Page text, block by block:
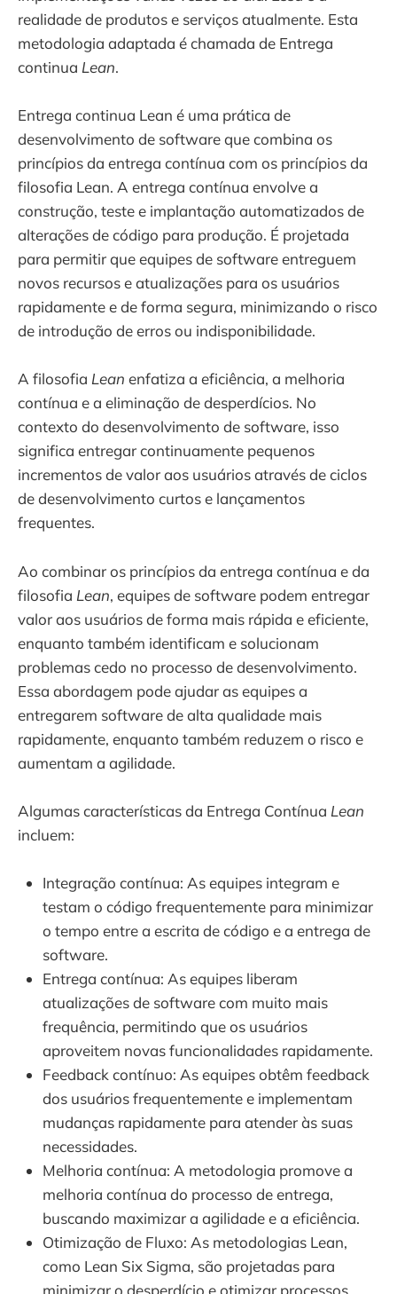
realidade de produtos e serviços atualmente. Esta
metodologia adaptada é chamada de Entrega
continua Lean.
Entrega continua Lean é uma prática de
desenvolvimento de software que combina os
princípios da entrega contínua com os princípios da
filosofia Lean. A entrega contínua envolve a
construção, teste e implantação automatizados de
alterações de código para produção. É projetada
para permitir que equipes de software entreguem
novos recursos e atualizações para os usuários
rapidamente e de forma segura, minimizando o risco
de introdução de erros ou indisponibilidade.
A filosofia Lean enfatiza a eficiência, a melhoria
contínua e a eliminação de desperdícios. No
contexto do desenvolvimento de software, isso
significa entregar continuamente pequenos
incrementos de valor aos usuários através de ciclos
de desenvolvimento curtos e lançamentos
frequentes.
Ao combinar os princípios da entrega contínua e da
filosofia Lean, equipes de software podem entregar
valor aos usuários de forma mais rápida e eficiente,
enquanto também identificam e solucionam
problemas cedo no processo de desenvolvimento.
Essa abordagem pode ajudar as equipes a
entregarem software de alta qualidade mais
rapidamente, enquanto também reduzem o risco e
aumentam a agilidade.
Algumas características da Entrega Contínua Lean
incluem:
Integração contínua: As equipes integram e
testam o código frequentemente para minimizar
o tempo entre a escrita de código e a entrega de
software.
Entrega contínua: As equipes liberam
atualizações de software com muito mais
frequência, permitindo que os usuários
aproveitem novas funcionalidades rapidamente.
Feedback contínuo: As equipes obtêm feedback
dos usuários frequentemente e implementam
mudanças rapidamente para atender às suas
necessidades.
Melhoria contínua: A metodologia promove a
melhoria contínua do processo de entrega,
buscando maximizar a agilidade e a eficiência.
Otimização de Fluxo: As metodologias Lean,
como Lean Six Sigma, são projetadas para
minimizar o desperdício e otimizar processos.